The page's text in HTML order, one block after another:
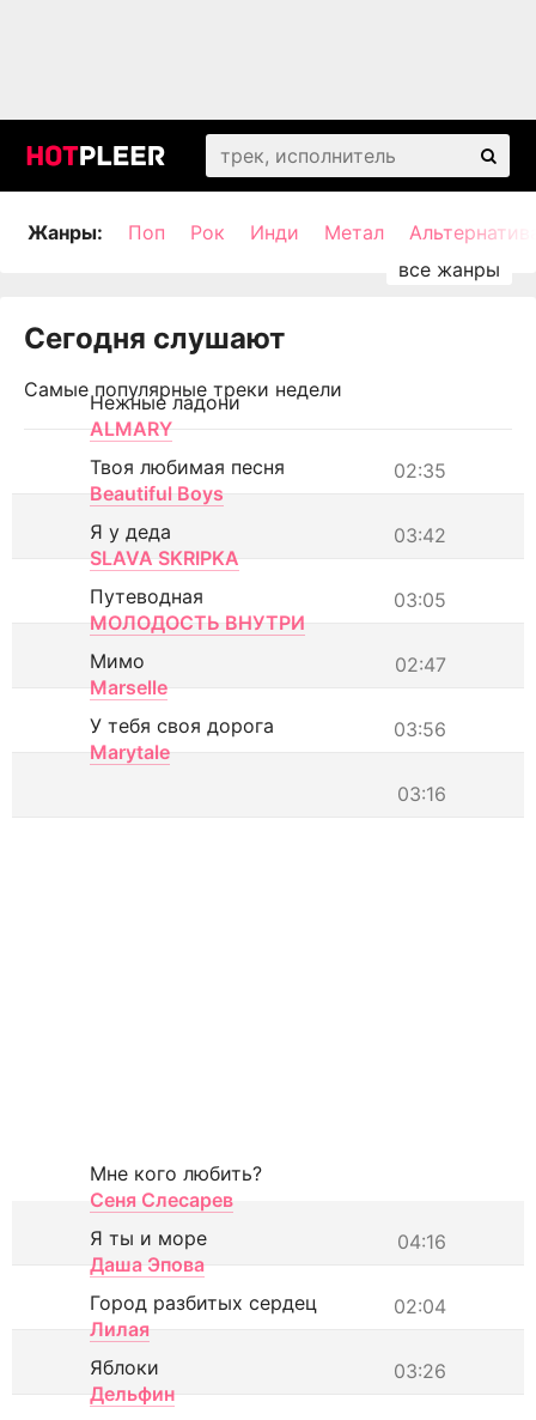
Жанры: Поп Рок Инди Метал
Сегодня слушают
Самые популярные треки недели
Нежные ладони
ALMARY
02:35
Твоя любимая песня
Beautiful Boys
03:42
Я у деда
SLAVA SKRIPKA
03:05
Путеводная
МОЛОДОСТЬ ВНУТРИ
02:47
Мимо
Marselle
03:56
У тебя своя дорога
Marytale
03:16
Мне кого любить?
Сеня Слесарев
04:16
Я ты и море
Даша Эпова
02:04
Город разбитых сердец
Лилая
03:26
Яблоки
Дельфин